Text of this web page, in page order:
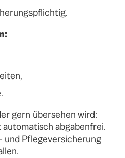
gern übersehen wird:
abgabenfrei.
und Pflegeversicherung